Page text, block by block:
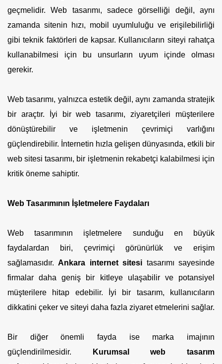
geçmelidir. Web tasarımı, sadece görselliği değil, aynı
zamanda sitenin hızı, mobil uyumluluğu ve erişilebilirliği
gibi teknik faktörleri de kapsar. Kullanıcıların siteyi rahatça
kullanabilmesi için bu unsurların uyum içinde olması
gerekir.
Web tasarımı, yalnızca estetik değil, aynı zamanda stratejik
bir araçtır. İyi bir web tasarımı, ziyaretçileri müşterilere
dönüştürebilir ve işletmenin çevrimiçi varlığını
güçlendirebilir. İnternetin hızla gelişen dünyasında, etkili bir
web sitesi tasarımı, bir işletmenin rekabetçi kalabilmesi için
kritik öneme sahiptir.
Web Tasarımının İşletmelere Faydaları
Web tasarımının işletmelere sunduğu en büyük
faydalardan biri, çevrimiçi görünürlük ve erişim
sağlamasıdır.Ankara internet sitesi tasarımı sayesinde
firmalar daha geniş bir kitleye ulaşabilir ve potansiyel
müşterilere hitap edebilir. İyi bir tasarım, kullanıcıların
dikkatini çeker ve siteyi daha fazla ziyaret etmelerini sağlar.
Bir diğer önemli fayda ise marka imajının
güçlendirilmesidir.
Kurumsal web tasarım